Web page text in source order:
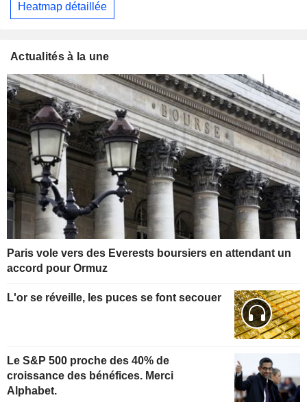
Heatmap détaillée
Actualités à la une
Paris vole vers des Everests boursiers en attendant un
accord pour Ormuz
L'or se réveille, les puces se font secouer
Le S&P 500 proche des 40% de
croissance des bénéfices. Merci
Alphabet.